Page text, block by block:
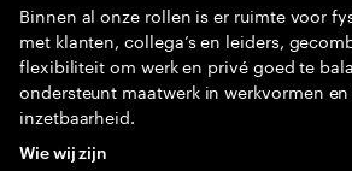
Binnen al onze rollen is er ruimte voor
met klanten, collega’s en leiders,
flexibiliteit om werk en privé goed te
ondersteunt maatwerk in werkvormen
inzetbaarheid.
Wie wij zijn